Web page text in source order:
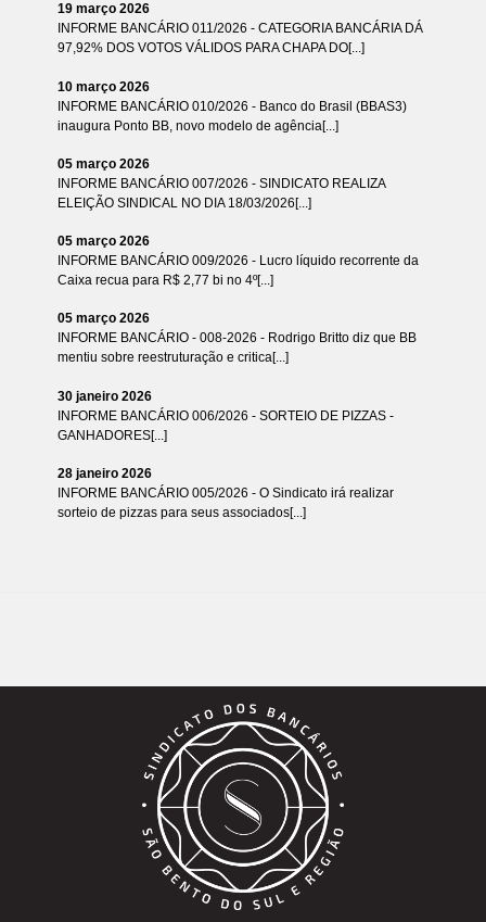
19 março 2026
INFORME BANCÁRIO 011/2026 - CATEGORIA BANCÁRIA DÁ
97,92% DOS VOTOS VÁLIDOS PARA CHAPA DO[...]
10 março 2026
INFORME BANCÁRIO 010/2026 - Banco do Brasil (BBAS3)
inaugura Ponto BB, novo modelo de agência[...]
05 março 2026
INFORME BANCÁRIO 007/2026 - SINDICATO REALIZA
ELEIÇÃO SINDICAL NO DIA 18/03/2026[...]
05 março 2026
INFORME BANCÁRIO 009/2026 - Lucro líquido recorrente da
Caixa recua para R$ 2,77 bi no 4º[...]
05 março 2026
INFORME BANCÁRIO - 008-2026 - Rodrigo Britto diz que BB
mentiu sobre reestruturação e critica[...]
30 janeiro 2026
INFORME BANCÁRIO 006/2026 - SORTEIO DE PIZZAS -
GANHADORES[...]
28 janeiro 2026
INFORME BANCÁRIO 005/2026 - O Sindicato irá realizar
sorteio de pizzas para seus associados[...]